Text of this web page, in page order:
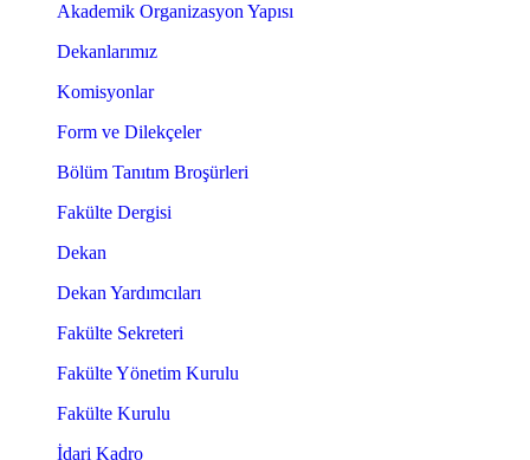
Akademik Organizasyon Yapısı
Dekanlarımız
Komisyonlar
Form ve Dilekçeler
Bölüm Tanıtım Broşürleri
Fakülte Dergisi
Dekan
Dekan Yardımcıları
Fakülte Sekreteri
Fakülte Yönetim Kurulu
Fakülte Kurulu
İdari Kadro